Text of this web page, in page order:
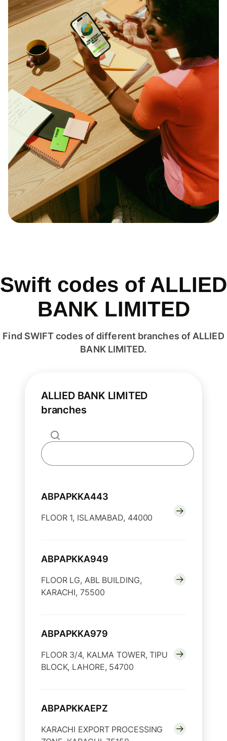
Swift codes of ALLIED
BANK LIMITED
Find SWIFT codes of different branches of ALLIED
BANK LIMITED.
ALLIED BANK LIMITED
branches
ABPAPKKA443
FLOOR 1, ISLAMABAD, 44000
ABPAPKKA949
FLOOR LG, ABL BUILDING,
KARACHI, 75500
ABPAPKKA979
FLOOR 3/4, KALMA TOWER, TIPU
BLOCK, LAHORE, 54700
ABPAPKKAEPZ
KARACHI EXPORT PROCESSING